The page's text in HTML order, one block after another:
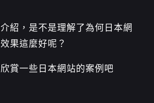
紹，是不是理解了為何日本網
果這麼好呢？
賞一些日本網站的案例吧